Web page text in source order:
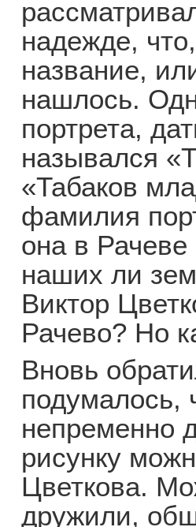
надежде,
название,
нашлось.
портрета,
назывался
«Табаков
фамилия
она в
наших ли
Виктор
Рачево? Но
Вновь
подумалось,
непременно
рисунку
Цветкова.
дружили,